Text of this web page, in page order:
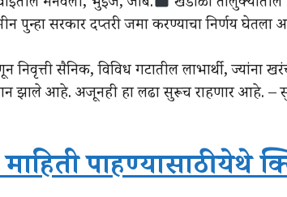
पुन्हा सरकार दप्तरी जमा करण्याचा निर्णय घेतला
निवृत्ती सैनिक, विविध गटातील लाभार्थी, ज्यांना
झाले आहे. अजूनही हा लढा सुरूच राहणार आहे. –
पाहण्यासाठी येथे